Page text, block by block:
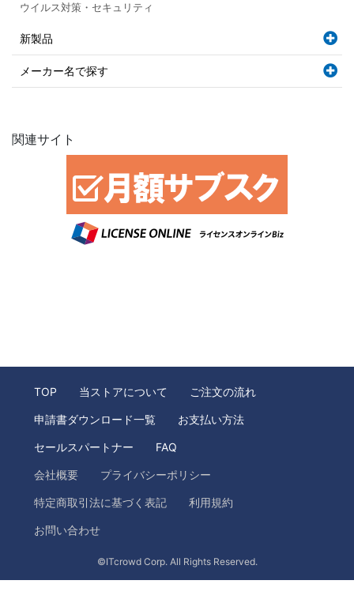
ウイルス対策・セキュリティ
新製品
メーカー名で探す
関連サイト
TOP 当ストアについて ご注文の流れ
申請書ダウンロード一覧 お支払い方法
セールスパートナー FAQ
会社概要 プライバシーポリシー
特定商取引法に基づく表記 利用規約
お問い合わせ
©ITcrowd Corp. All Rights Reserved.